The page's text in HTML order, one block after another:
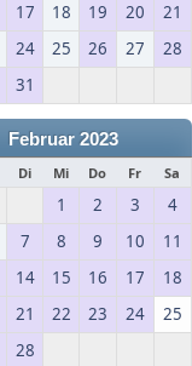
17 18 19 20
21
24 25 26 27
28
31
Februar 2023
Di Mi Do Fr Sa
1 2 3
4
7 8 9 10
11
14 15 16 17
18
21 22 23 24
25
28